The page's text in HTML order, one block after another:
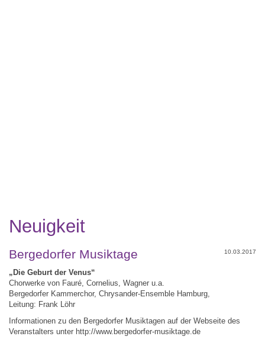
Neuigkeit
10.03.2017
Bergedorfer Musiktage
„Die Geburt der Venus“
Chorwerke von Fauré, Cornelius, Wagner u.a.
Bergedorfer Kammerchor, Chrysander-Ensemble Hamburg,
Leitung: Frank Löhr
Informationen zu den Bergedorfer Musiktagen auf der Webseite des
Veranstalters unter http://www.bergedorfer-musiktage.de